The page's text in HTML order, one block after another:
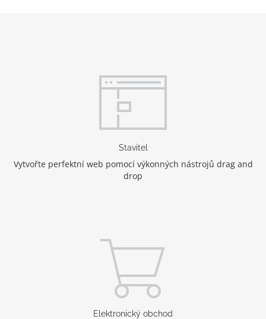
Stavitel
Vytvořte perfektní web pomocí výkonných nástrojů drag and
drop
Elektronický obchod